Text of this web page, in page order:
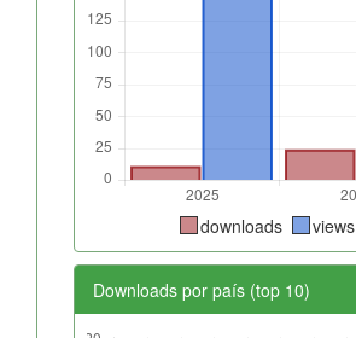
downloads views
Downloads por país (top 10)